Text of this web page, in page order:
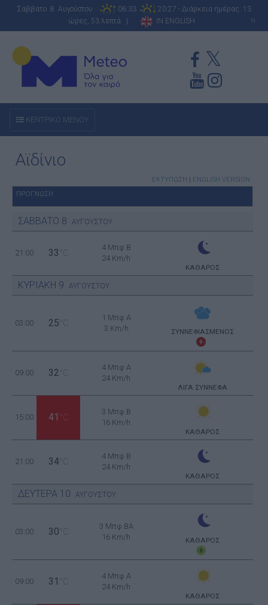
Σάββατο 8 Αυγούστου 06:33
20:27 - Διάρκεια ημέρας: 13
ώρες, 53 λεπτά |
IN ENGLISH N
ΚΕΝΤΡΙΚΟ ΜΕΝΟΥ
Αϊδίνιο
ΕΚΤΥΠΩΣΗ | ENGLISH VERSION
ΠΡΟΓΝΩΣΗ
ΣΑΒΒΑΤΟ 8 ΑΥΓΟΥΣΤΟΥ
21:00 33 °C
4 Μπφ B
24 Km/h
ΚΑΘΑΡΟΣ
ΚΥΡΙΑΚΗ 9 ΑΥΓΟΥΣΤΟΥ
03:00 25 °C
1 Μπφ Α
3 Km/h
ΣΥΝΝΕΦΙΑΣΜΕΝΟΣ
09:00 32 °C
4 Μπφ Α
24 Km/h
ΛΙΓΑ ΣΥΝΝΕΦΑ
15:00 41 °C
3 Μπφ B
16 Km/h
ΚΑΘΑΡΟΣ
21:00 34 °C
4 Μπφ B
24 Km/h
ΚΑΘΑΡΟΣ
ΔΕΥΤΕΡΑ 10 ΑΥΓΟΥΣΤΟΥ
03:00 30 °C
3 Μπφ BA
16 Km/h
ΚΑΘΑΡΟΣ
09:00 31 °C
4 Μπφ Α
24 Km/h
ΚΑΘΑΡΟΣ